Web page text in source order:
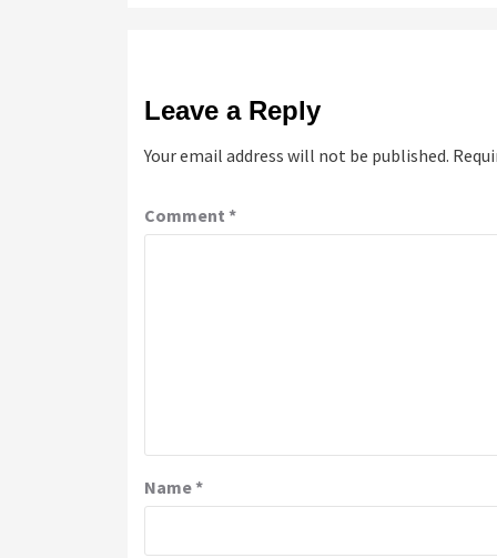
Leave a Reply
Your email address will not be published.
Comment *
Name*